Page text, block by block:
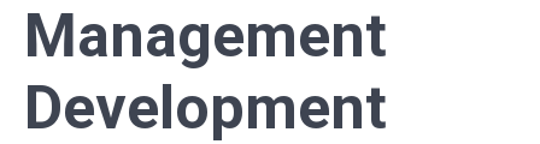
Management
Development